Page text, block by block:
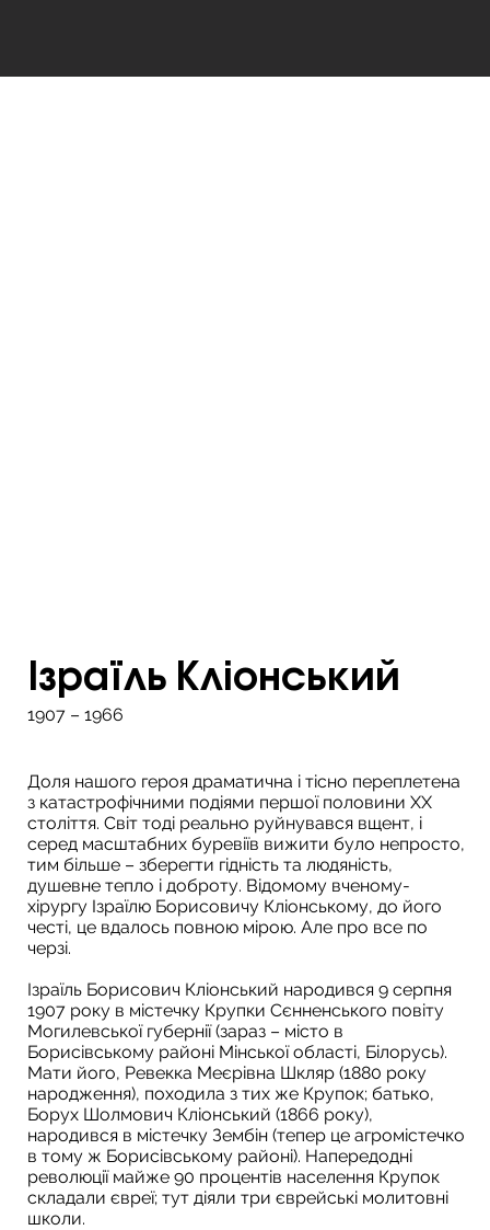
Ізраїль Кліонський
1907 – 1966
Доля нашого героя драматична і тісно переплетена
з катастрофічними подіями першої половини ХХ
століття. Світ тоді реально руйнувався вщент, і
серед масштабних буревіїв вижити було непросто,
тим більше – зберегти гідність та людяність,
душевне тепло і доброту. Відомому вченому-
хірургу Ізраїлю Борисовичу Кліонському, до його
честі, це вдалось повною мірою. Але про все по
черзі.
Ізраїль Борисович Кліонський народився 9 серпня
1907 року в містечку Крупки Сєнненського повіту
Могилевської губернії (зараз – місто в
Борисівському районі Мінської області, Білорусь).
Мати його, Ревекка Меєрівна Шкляр (1880 року
народження), походила з тих же Крупок; батько,
Борух Шолмович Кліонський (1866 року),
народився в містечку Зембін (тепер це агромістечко
в тому ж Борисівському районі). Напередодні
революції майже 90 процентів населення Крупок
складали євреї; тут діяли три єврейські молитовні
школи.